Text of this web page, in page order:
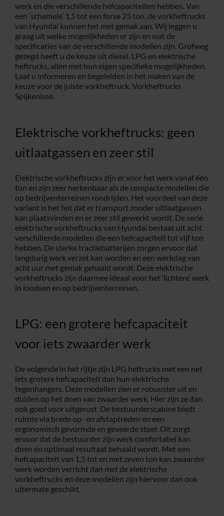
Services
Contact
werk en die verschillende hefcapaciteiten hebben. Van
een ‘schamele’ 1,5 tot een forse 25 ton, de vorkheftrucks
van Hyundai kunnen het met gemak aan. Wij leggen u
graag uit welke mogelijkheden er zijn en wat de
specificaties van de verschillende modellen zijn. Grofweg
gezegd heeft u de keuze uit diesel, LPG en elektrische
heftrucks, allen met hun eigen specifieke mogelijkheden.
Laat u informeren en begeleiden in het maken van de
keuze voor de juiste vorkheftruck, Vorkheftrucks
Spijkenisse.
Elektrische vorkheftrucks: geen
uitlaatgassen en zeer stil
Elektrische vorkheftrucks zijn er voor het werk vanaf één
ton en zijn zeer herkenbaar als de compacte modellen die
op bedrijventerreinen rondrijden. Het voordeel van deze
variant is het feit dat er transport zonder uitlaatgassen
kan plaatsvinden en er zeer stil gewerkt wordt. De serie
elektrische vorkheftrucks van Hyundai bestaat uit acht
verschillende modellen die een hefcapaciteit tot vijf ton
hebben. De sterke tractiebatterijen zorgen ervoor dat
langdurig werk verzet kan worden en een werkdag van
acht uur met gemak gehaald wordt. Deze elektrische
vorkheftrucks zijn daarmee ideaal voor het ‘lichtere’ werk
in loodsen en op bedrijventerreinen.
LPG: een grotere hefcapaciteit
voor iets zwaarder werk
De volgende in het rijtje zijn LPG heftrucks met een net
iets grotere hefcapaciteit dan hun elektrische
tegenhangers. Deze modellen zien er robuuster uit en
duiden op het doen van zwaarder werk. Hier zijn ze dan
ook goed voor uitgerust. De bestuurderscabine biedt
ruimte via brede op- en afstaptreden en een
ergonomisch gevormde en geveerde stoel. Dit zorgt
ervoor dat de bestuurder zijn werk comfortabel kan
doen en optimaal resultaat behaald wordt. Met een
hefcapaciteit van 1,5 tot en met zeven ton kan zwaarder
werk worden verricht dan met de elektrische
vorkheftrucks en deze modellen zijn hiervoor dan ook
uitermate geschikt.